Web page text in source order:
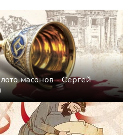
масонов - Сергей